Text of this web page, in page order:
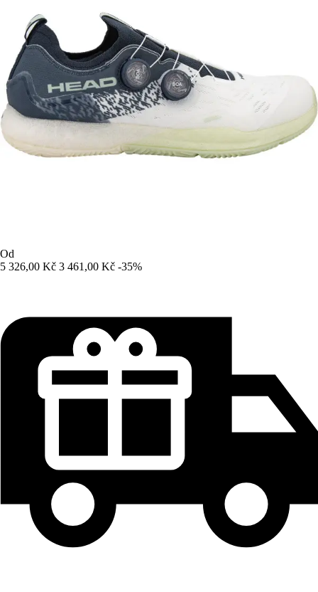
Od
5 326,00 Kč 3 461,00 Kč -35%